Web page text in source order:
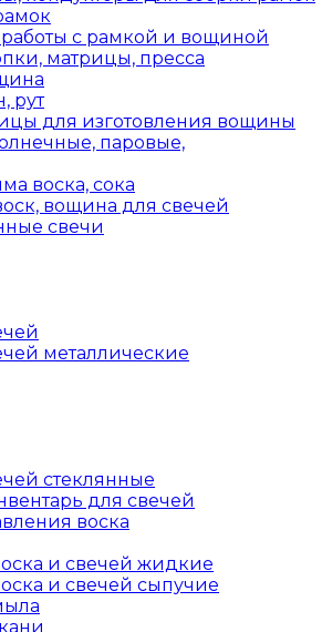
с рамкой и вощиной
матрицы, пресса
рут
для изготовления вощины
паровые,
воска, сока
вощина для свечей
свечи
металлические
стеклянные
для свечей
воска
и свечей жидкие
и свечей сыпучие